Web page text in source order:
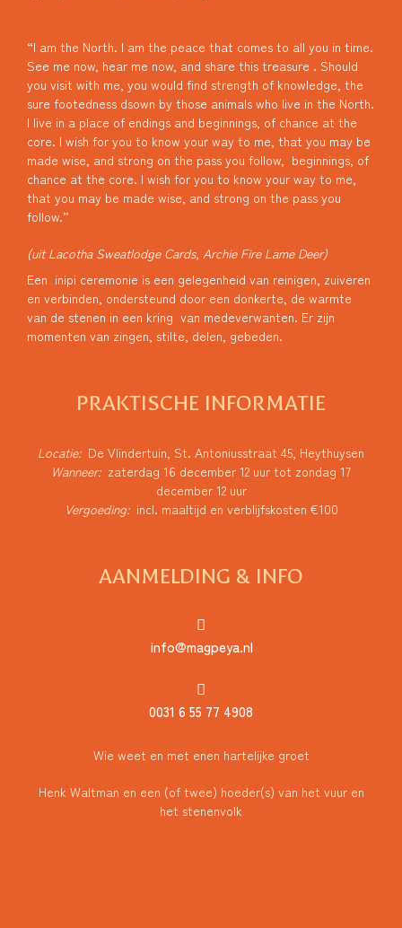
“I am the North. I am the peace that comes to all you in time.
See me now, hear me now, and share this treasure . Should
you visit with me, you would find strength of knowledge, the
sure footedness dsown by those animals who live in the North.
I live in a place of endings and beginnings, of chance at the
core. I wish for you to know your way to me, that you may be
made wise, and strong on the pass you follow, beginnings, of
chance at the core. I wish for you to know your way to me,
that you may be made wise, and strong on the pass you
follow.”
(uit Lacotha Sweatlodge Cards, Archie Fire Lame Deer)
Een inipi ceremonie is een gelegenheid van reinigen, zuiveren
en verbinden, ondersteund door een donkerte, de warmte
van de stenen in een kring van medeverwanten. Er zijn
momenten van zingen, stilte, delen, gebeden.
PRAKTISCHE INFORMATIE
Locatie:De Vlindertuin, St. Antoniusstraat 45, Heythuysen
Wanneer:zaterdag 16 december 12 uur tot zondag 17
december 12 uur
Vergoeding:incl. maaltijd en verblijfskosten €100
AANMELDING & INFO
info@magpeya.nl
0031 6 55 77 4908
Wie weet en met enen hartelijke groet
Henk Waltman en een (of twee) hoeder(s) van het vuur en
het stenenvolk